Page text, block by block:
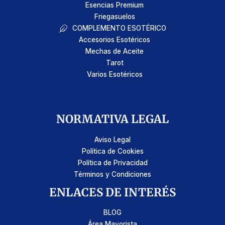
Esencias Premium
Friegasuelos
COMPLEMENTO ESOTÉRICO
Accesorios Esotéricos
Mechas de Aceite
Tarot
Varios Esotéricos
NORMATIVA LEGAL
Aviso Legal
Política de Cookies
Política de Privacidad
Términos y Condiciones
ENLACES DE INTERÉS
BLOG